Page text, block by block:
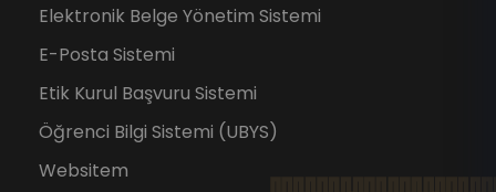
Elektronik Belge Yönetim Sistemi
E-Posta Sistemi
Etik Kurul Başvuru Sistemi
Öğrenci Bilgi Sistemi (UBYS)
Websitem